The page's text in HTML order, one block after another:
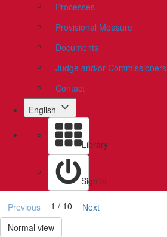
Processes
Provisional Measure
Documents
Judge and/or Commissioners
Contact
English
Library
Sign in
Previous 1 / 10
Next
Normal view